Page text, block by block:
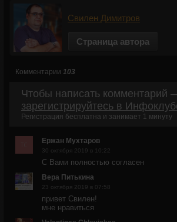
Свилен Димитров
Страница автора
Комментарии 103
Чтобы написать комментарий
зарегистрируйтесь в
Регистрация бесплатна и занимает 1 минуту
Ержан Мухтаров
30 октября 2019 в 10:22
С Вами полностью согласен
Вера Питькина
23 октября 2019 в 07:58
привет Свилен!
мне нравиться